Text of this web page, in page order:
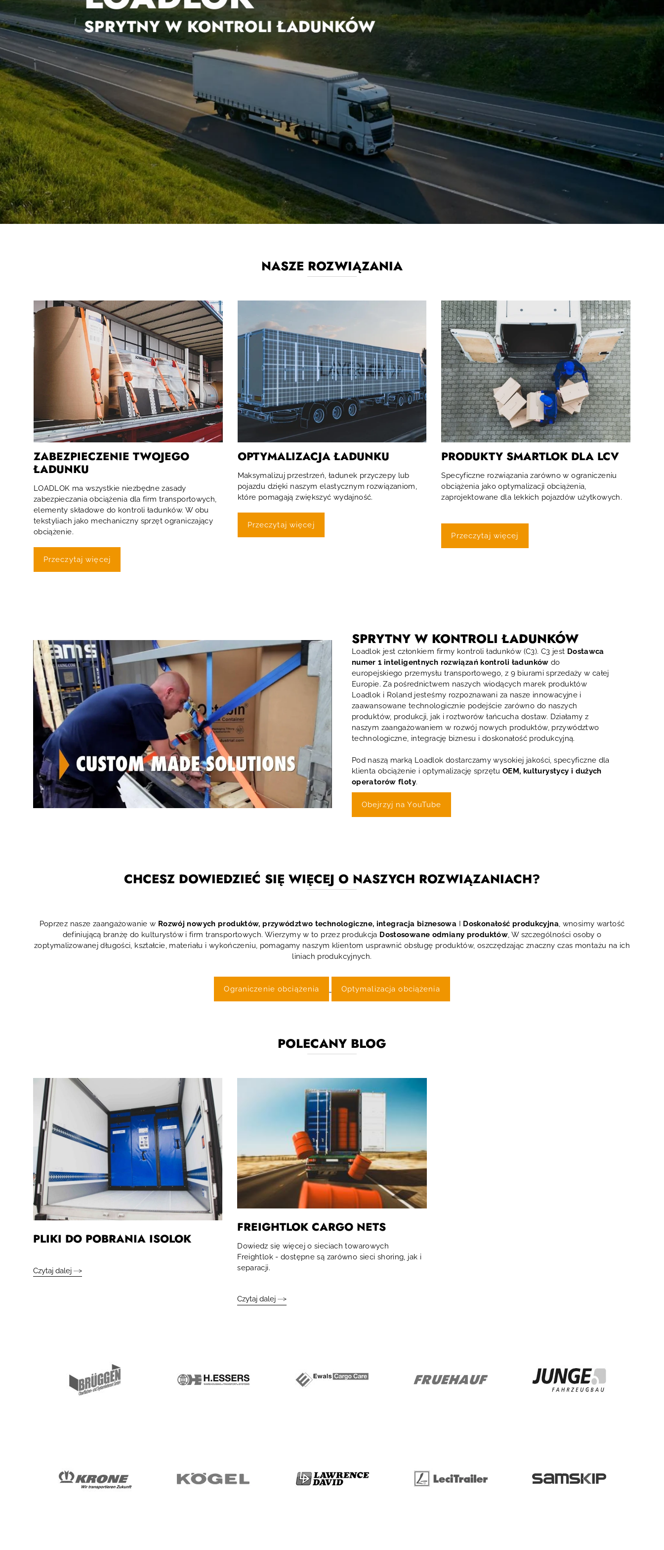
SPRYTNY W KONTROLI ŁADUNKÓW
NASZE ROZWIĄZANIA
ZABEZPIECZENIE TWOJEGO
ŁADUNKU
LOADLOK ma wszystkie niezbędne zasady
zabezpieczania obciążenia dla firm transportowych,
elementy składowe do kontroli ładunków. W obu
tekstyliach jako mechaniczny sprzęt ograniczający
obciążenie.
Przeczytaj więcej
OPTYMALIZACJA ŁADUNKU
Maksymalizuj przestrzeń, ładunek przyczepy lub
pojazdu dzięki naszym elastycznym rozwiązaniom,
które pomagają zwiększyć wydajność.
Przeczytaj więcej
PRODUKTY SMARTLOK DLA LCV
Specyficzne rozwiązania zarówno w ograniczeniu
obciążenia jako optymalizacji obciążenia,
zaprojektowane dla lekkich pojazdów użytkowych.
Przeczytaj więcej
SPRYTNY W KONTROLI ŁADUNKÓW
Loadlok jest członkiem firmy kontroli ładunków (C3). C3 jest Dostawca
numer 1 inteligentnych rozwiązań kontroli ładunków do
europejskiego przemysłu transportowego, z 9 biurami sprzedaży w całej
Europie. Za pośrednictwem naszych wiodących marek produktów
Loadlok i Roland jesteśmy rozpoznawani za nasze innowacyjne i
zaawansowane technologicznie podejście zarówno do naszych
produktów, produkcji, jak i roztworów łańcucha dostaw. Działamy z
naszym zaangażowaniem w rozwój nowych produktów, przywództwo
technologiczne, integrację biznesu i doskonałość produkcyjną.
Pod naszą marką Loadlok dostarczamy wysokiej jakości, specyficzne dla
klienta obciążenie i optymalizację sprzętuOEM, kulturystycy i dużych
operatorów floty.
Obejrzyj na YouTube
CHCESZ DOWIEDZIEĆ SIĘ WIĘCEJ O NASZYCH ROZWIĄZANIACH?
Poprzez nasze zaangażowanie w Rozwój nowych produktów, przywództwo technologiczne, integracja biznesowa I Doskonałość produkcyjna, wnosimy wartość
definiującą branżę do kulturystów i firm transportowych. Wierzymy w to przez produkcja Dostosowane odmiany produktów, W szczególności osoby o
zoptymalizowanej długości, kształcie, materiału i wykończeniu, pomagamy naszym klientom usprawnić obsługę produktów, oszczędzając znaczny czas montażu na ich
liniach produkcyjnych.
Ograniczenie obciążenia Optymalizacja obciążenia
POLECANY BLOG
PLIKI DO POBRANIA ISOLOK
Czytaj dalej
FREIGHTLOK CARGO NETS
Dowiedz się więcej o sieciach towarowych
Freightlok - dostępne są zarówno sieci shoring, jak i
separacji.
Czytaj dalej